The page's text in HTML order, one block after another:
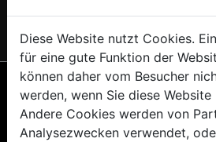
Diese Website nutzt Cookies.
für eine gute Funktion der
können daher vom Besucher
werden, wenn Sie diese
Andere Cookies werden von
Analysezwecken verwendet,